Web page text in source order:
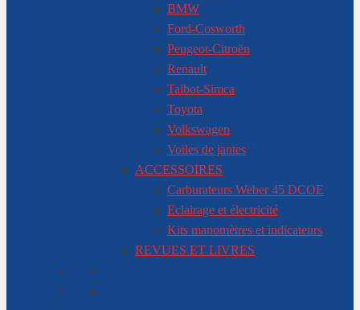
BMW
Ford-Cosworth
Peugeot-Citroën
Renault
Talbot-Simca
Toyota
Volkswagen
Voiles de jantes
ACCESSOIRES
Carburateurs Weber 45 DCOE
Eclairage et électricité
Kits manomètres et indicateurs
REVUES ET LIVRES